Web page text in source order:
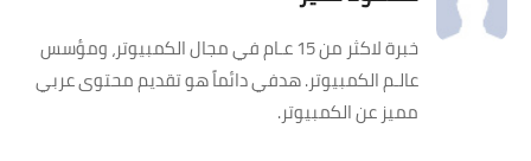
خبرة لاكثر من 15 عـام في مجال الكمبيوتر، ومؤسس
عالـم الكمبيوتر. هدفي دائماً هو تقديم محتوى عربي
مميز عن الكمبيوتر.